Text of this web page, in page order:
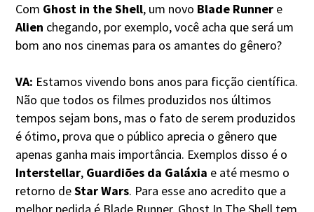
Com Ghost in the Shell, um novo Blade Runner e
Alien chegando, por exemplo, você acha que será um
bom ano nos cinemas para os amantes do gênero?
VA: Estamos vivendo bons anos para ficção científica.
Não que todos os filmes produzidos nos últimos
tempos sejam bons, mas o fato de serem produzidos
é ótimo, prova que o público aprecia o gênero que
apenas ganha mais importância. Exemplos disso é o
Interstellar, Guardiões da Galáxia e até mesmo o
retorno deStar Wars. Para esse ano acredito que a